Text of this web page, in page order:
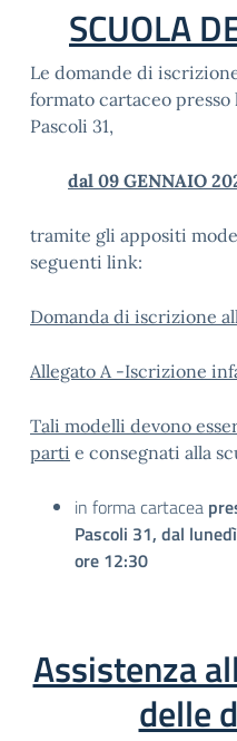
SCUOLA
Le domande di
formato cartaceo presso
Pascoli 31,
dal 09 GENNAIO
tramite gli appositi
seguenti link:
Domanda di iscrizione
Allegato A -Iscrizione
Tali modelli devono
parti e consegnati alla
in forma cartacea
Pascoli 31, dal
ore 12:30
Assistenza
delle